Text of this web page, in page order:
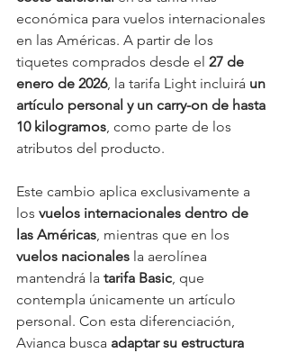
económica para vuelos internacionales
en las Américas. A partir de los
tiquetes comprados desde el 27 de
enero de 2026, la tarifa Light incluirá un
artículo personal y un carry-on de hasta
10 kilogramos, como parte de los
atributos del producto.
Este cambio aplica exclusivamente a
los vuelos internacionales dentro de
las Américas, mientras que en los
vuelos nacionales la aerolínea
mantendrá la tarifa Basic, que
contempla únicamente un artículo
personal. Con esta diferenciación,
Avianca busca adaptar su estructura